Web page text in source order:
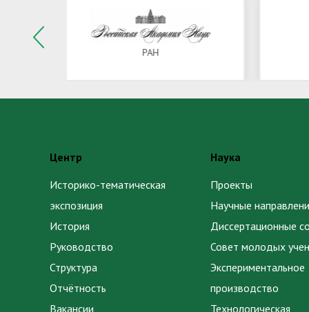
Минсельхоз России
Центр
Историко-тематическая
экспозиция
История
Руководство
Структура
Отчётность
Вакансии
Наука
Проекты
Научные
Диссертационные
Совет молодых
Экспериментальное
производство
Технологическая